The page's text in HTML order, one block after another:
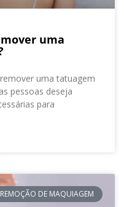
uma
uma tatuagem
pessoas deseja
para
REMOÇÃO DE MAQUIAGEM